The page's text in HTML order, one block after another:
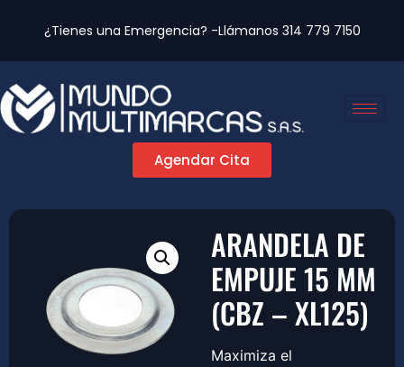
¿Tienes una Emergencia? -Llámanos 314 779 7150
Agendar Cita
ARANDELA DE
EMPUJE 15 MM
(CBZ – XL125)
Maximiza el